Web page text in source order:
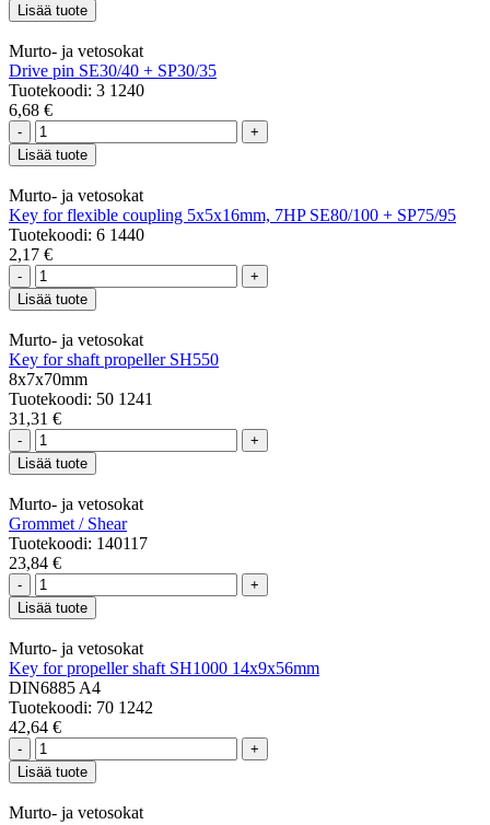
Lisää tuote
Murto- ja vetosokat
Drive pin SE30/40 + SP30/35
Tuotekoodi: 3 1240
6,68 €
-
+
Lisää tuote
Murto- ja vetosokat
Key for flexible coupling 5x5x16mm, 7HP SE80/100 + SP75/95
Tuotekoodi: 6 1440
2,17 €
-
+
Lisää tuote
Murto- ja vetosokat
Key for shaft propeller SH550
8x7x70mm
Tuotekoodi: 50 1241
31,31 €
-
+
Lisää tuote
Murto- ja vetosokat
Grommet / Shear
Tuotekoodi: 140117
23,84 €
-
+
Lisää tuote
Murto- ja vetosokat
Key for propeller shaft SH1000 14x9x56mm
DIN6885 A4
Tuotekoodi: 70 1242
42,64 €
-
+
Lisää tuote
Murto- ja vetosokat